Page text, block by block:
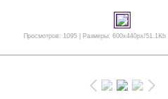
Просмотров: 1095 | Размеры: 600x440px/51.1Kb